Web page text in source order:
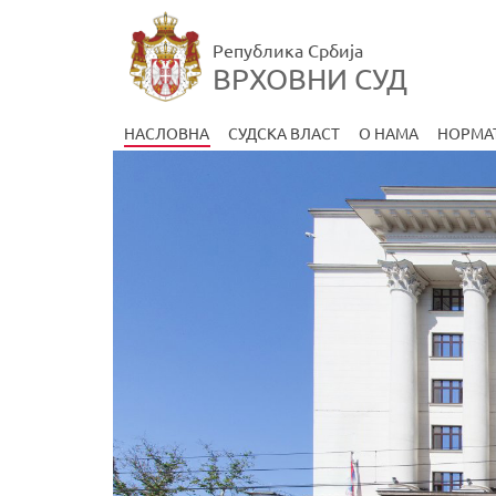
Република Србија
ВРХОВНИ СУД
НАСЛОВНА СУДСКА ВЛАСТ О НАМА